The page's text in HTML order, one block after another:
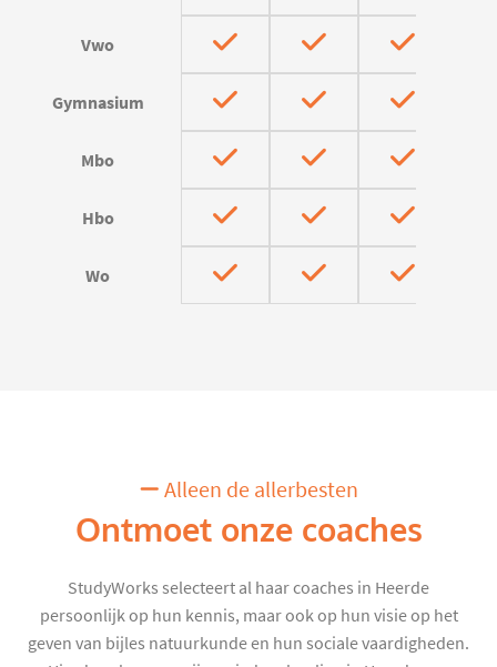
Vwo
Gymnasium
Mbo
Hbo
Wo
Alleen de allerbesten
Ontmoet onze coaches
StudyWorks selecteert al haar coaches in Heerde
persoonlijk op hun kennis, maar ook op hun visie op het
geven van bijles natuurkunde en hun sociale vaardigheden.